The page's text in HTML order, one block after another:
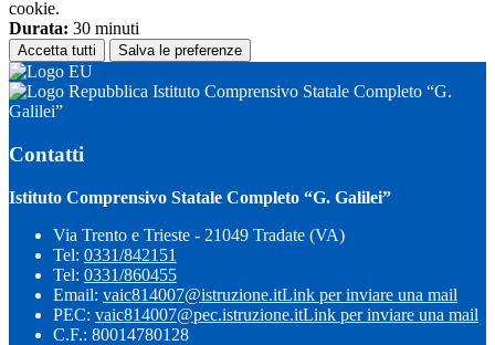
cookie.
Durata: 30 minuti
Accetta tutti Salva le preferenze
Istituto Comprensivo Statale Completo “G.
Galilei”
Contatti
Istituto Comprensivo Statale Completo “G. Galilei”
Via Trento e Trieste - 21049 Tradate (VA)
Tel: 0331/842151
Tel: 0331/860455
Email: vaic814007@istruzione.itLink per inviare una mail
PEC: vaic814007@pec.istruzione.itLink per inviare una mail
C.F.: 80014780128